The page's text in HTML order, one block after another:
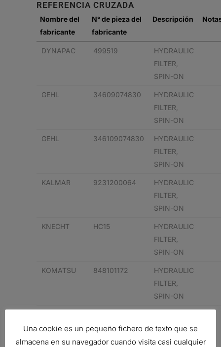
REFERENCIA CRUZADA
Nombre del
fabricante
N° de pieza del
fabricante
Descripción
DYNAPAC 499519
HYDRAULIC
FILTER,
SPIN-ON
GEHL 34609074830
HYDRAULIC
FILTER,
SPIN-ON
GEHL 346109074830
HYDRAULIC
FILTER,
SPIN-ON
KALMAR 9231200064
HYDRAULIC
FILTER,
SPIN-ON
KNECHT HC15
HYDRAULIC
FILTER,
SPIN-ON
KOMATSU 848101172
HYDRAULIC
FILTER,
SPIN-ON
FILTER,
SPIN-ON
Una cookie es un pequeño fichero de texto que se
almacena en su navegador cuando visita casi cualquier